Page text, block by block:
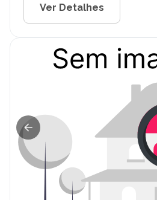
Ver Detalhes